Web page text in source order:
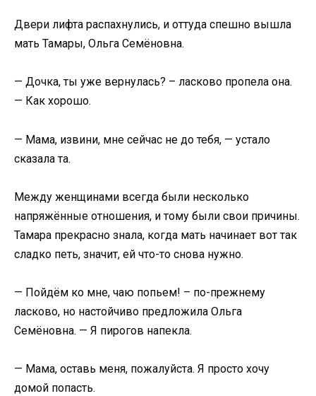
Двери лифта распахнулись, и оттуда спешно вышла
мать Тамары, Ольга Семёновна.
— Дочка, ты уже вернулась? – ласково пропела она.
— Как хорошо.
— Мама, извини, мне сейчас не до тебя, — устало
сказала та.
Между женщинами всегда были несколько
напряжённые отношения, и тому были свои причины.
Тамара прекрасно знала, когда мать начинает вот так
сладко петь, значит, ей что-то снова нужно.
— Пойдём ко мне, чаю попьем! – по-прежнему
ласково, но настойчиво предложила Ольга
Семёновна. — Я пирогов напекла.
— Мама, оставь меня, пожалуйста. Я просто хочу
домой попасть.